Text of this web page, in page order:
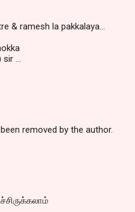
& ramesh la pakkalaya...
...
removed by the author.